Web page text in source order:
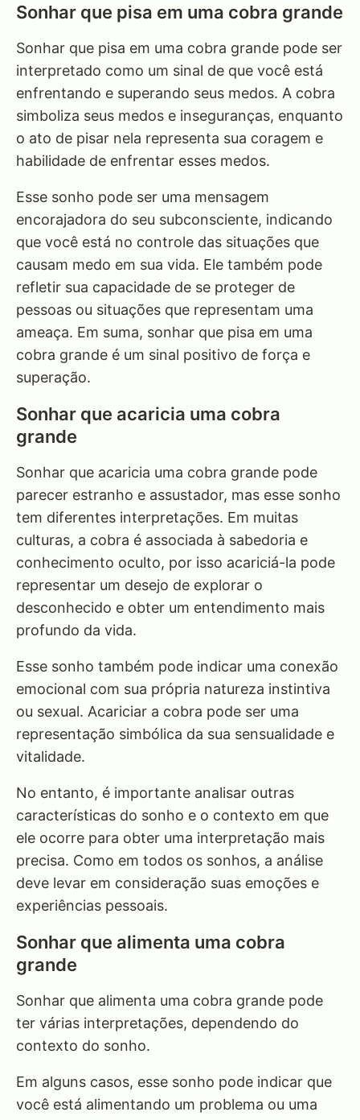
Sonhar que pisa em uma cobra grande
Sonhar que pisa em uma cobra grande pode ser
interpretado como um sinal de que você está
enfrentando e superando seus medos. A cobra
simboliza seus medos e inseguranças, enquanto
o ato de pisar nela representa sua coragem e
habilidade de enfrentar esses medos.
Esse sonho pode ser uma mensagem
encorajadora do seu subconsciente, indicando
que você está no controle das situações que
causam medo em sua vida. Ele também pode
refletir sua capacidade de se proteger de
pessoas ou situações que representam uma
ameaça. Em suma, sonhar que pisa em uma
cobra grande é um sinal positivo de força e
superação.
Sonhar que acaricia uma cobra
grande
Sonhar que acaricia uma cobra grande pode
parecer estranho e assustador, mas esse sonho
tem diferentes interpretações. Em muitas
culturas, a cobra é associada à sabedoria e
conhecimento oculto, por isso acariciá-la pode
representar um desejo de explorar o
desconhecido e obter um entendimento mais
profundo da vida.
Esse sonho também pode indicar uma conexão
emocional com sua própria natureza instintiva
ou sexual. Acariciar a cobra pode ser uma
representação simbólica da sua sensualidade e
vitalidade.
No entanto, é importante analisar outras
características do sonho e o contexto em que
ele ocorre para obter uma interpretação mais
precisa. Como em todos os sonhos, a análise
deve levar em consideração suas emoções e
experiências pessoais.
Sonhar que alimenta uma cobra
grande
Sonhar que alimenta uma cobra grande pode
ter várias interpretações, dependendo do
contexto do sonho.
Em alguns casos, esse sonho pode indicar que
você está alimentando um problema ou uma